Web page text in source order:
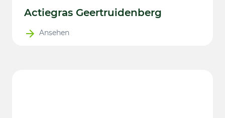
Actiegras Geertruidenberg
Ansehen